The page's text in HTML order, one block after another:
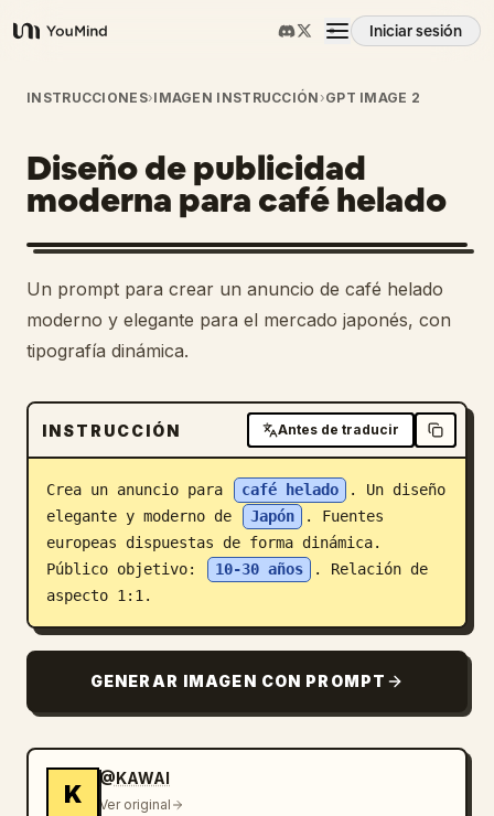
YouMind
Iniciar sesión
Resumen
Casos de uso
Habilidades
Prompts
Descargar
Blog
Actualizaciones
INSTRUCCIONES›IMAGEN INSTRUCCIÓN ›GPT IMAGE 2
Diseño de publicidad
moderna para café helado
Un prompt para crear un anuncio de café helado
moderno y elegante para el mercado japonés, con
tipografía dinámica.
INSTRUCCIÓN Antes de traducir
Crea un anuncio para café helado
. Un diseño
elegante y moderno de
Japón
. Fuentes
europeas dispuestas de forma dinámica.
Público objetivo:
10-30 años
. Relación de
aspecto 1:1.
GENERAR IMAGEN CON PROMPT
K
@KAWAI
Ver original